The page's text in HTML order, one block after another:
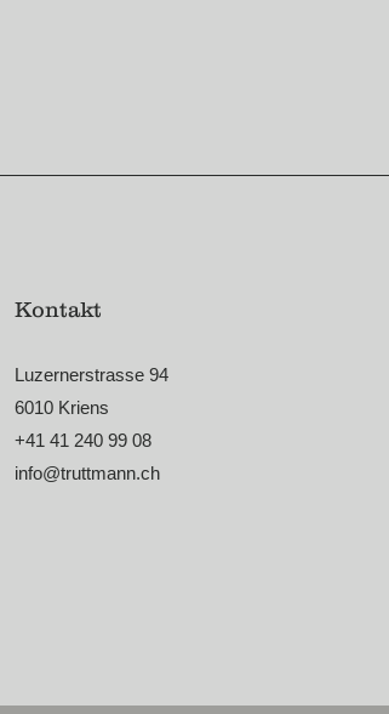
Kontakt
Luzernerstrasse 94
6010 Kriens
+41 41 240 99 08
info@truttmann.ch